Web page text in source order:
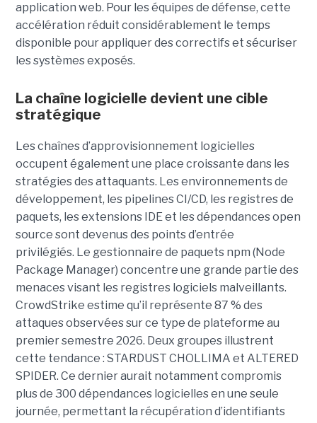
application web. Pour les équipes de défense, cette
accélération réduit considérablement le temps
disponible pour appliquer des correctifs et sécuriser
les systèmes exposés.
La chaîne logicielle devient une cible
stratégique
Les chaînes d’approvisionnement logicielles
occupent également une place croissante dans les
stratégies des attaquants. Les environnements de
développement, les pipelines CI/CD, les registres de
paquets, les extensions IDE et les dépendances open
source sont devenus des points d’entrée
privilégiés. Le gestionnaire de paquets npm (Node
Package Manager) concentre une grande partie des
menaces visant les registres logiciels malveillants.
CrowdStrike estime qu’il représente 87 % des
attaques observées sur ce type de plateforme au
premier semestre 2026. Deux groupes illustrent
cette tendance : STARDUST CHOLLIMA et ALTERED
SPIDER. Ce dernier aurait notamment compromis
plus de 300 dépendances logicielles en une seule
journée, permettant la récupération d’identifiants